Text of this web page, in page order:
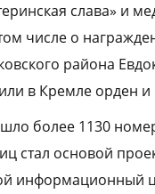
слава» и
числе о
района
в Кремле орден и
более 1130
стал основой
информационный